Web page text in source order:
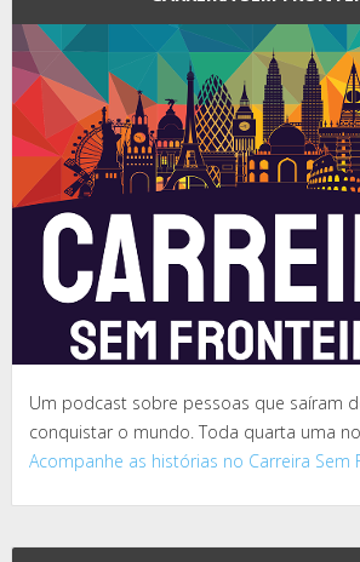
Um podcast sobre pessoas que saíram
conquistar o mundo. Toda quarta uma
Acompanhe as histórias no Carreira Sem